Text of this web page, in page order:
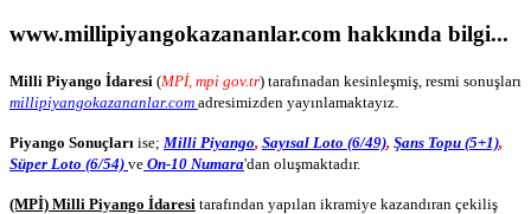
www.millipiyangokazananlar.com hakkında bilgi...
Milli Piyango İdaresi (MPİ, mpi gov.tr) tarafınadan kesinleşmiş, resmi sonuşları
millipiyangokazananlar.com adresimizden yayınlamaktayız.
Piyango Sonuçları ise; Milli Piyango, Sayısal Loto (6/49), Şans Topu (5+1),
Süper Loto (6/54) ve On-10 Numara'dan oluşmaktadır.
(MPİ) Milli Piyango İdaresi tarafından yapılan ikramiye kazandıran çekiliş